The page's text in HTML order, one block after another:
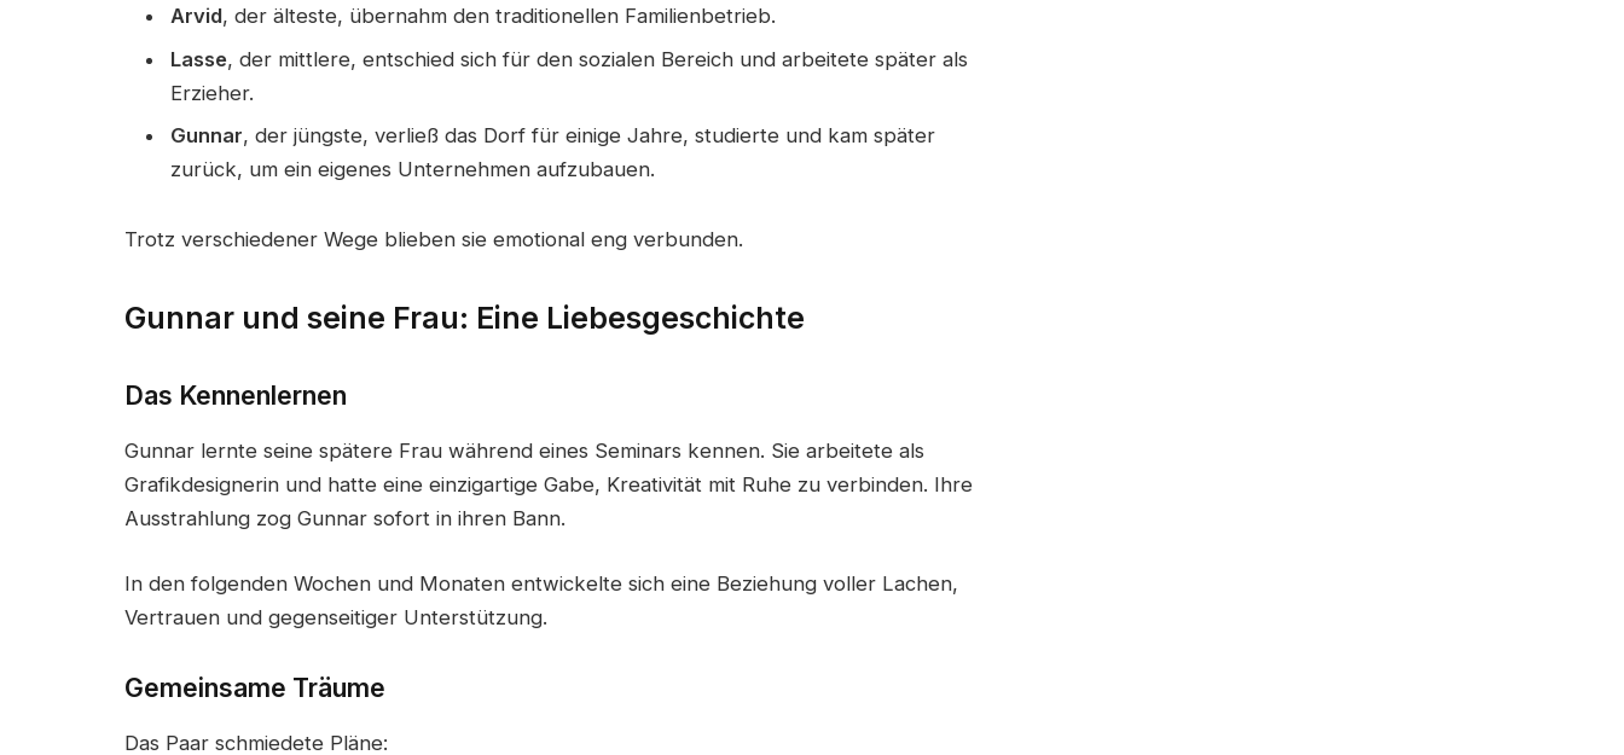
Arvid, der älteste, übernahm den traditionellen Familienbetrieb.
Lasse, der mittlere, entschied sich für den sozialen Bereich und arbeitete später als
Erzieher.
Gunnar, der jüngste, verließ das Dorf für einige Jahre, studierte und kam später
zurück, um ein eigenes Unternehmen aufzubauen.
Trotz verschiedener Wege blieben sie emotional eng verbunden.
Gunnar und seine Frau: Eine Liebesgeschichte
Das Kennenlernen
Gunnar lernte seine spätere Frau während eines Seminars kennen. Sie arbeitete als
Grafikdesignerin und hatte eine einzigartige Gabe, Kreativität mit Ruhe zu verbinden. Ihre
Ausstrahlung zog Gunnar sofort in ihren Bann.
In den folgenden Wochen und Monaten entwickelte sich eine Beziehung voller Lachen,
Vertrauen und gegenseitiger Unterstützung.
Gemeinsame Träume
Das Paar schmiedete Pläne: